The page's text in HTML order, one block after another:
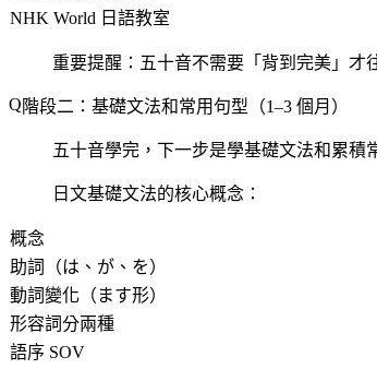
NHK World 日語教室
重要提醒：五十音不需要「背到完美」才
階段二：基礎文法和常用句型（1–3 個月）
五十音學完，下一步是學基礎文法和累積
日文基礎文法的核心概念：
概念
助詞（は、が、を）
動詞變化（ます形）
形容詞分兩種
語序 SOV